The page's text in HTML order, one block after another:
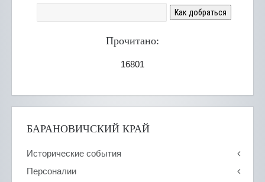
Как добраться
Прочитано:
16801
БАРАНОВИЧСКИЙ КРАЙ
Исторические события
Персоналии